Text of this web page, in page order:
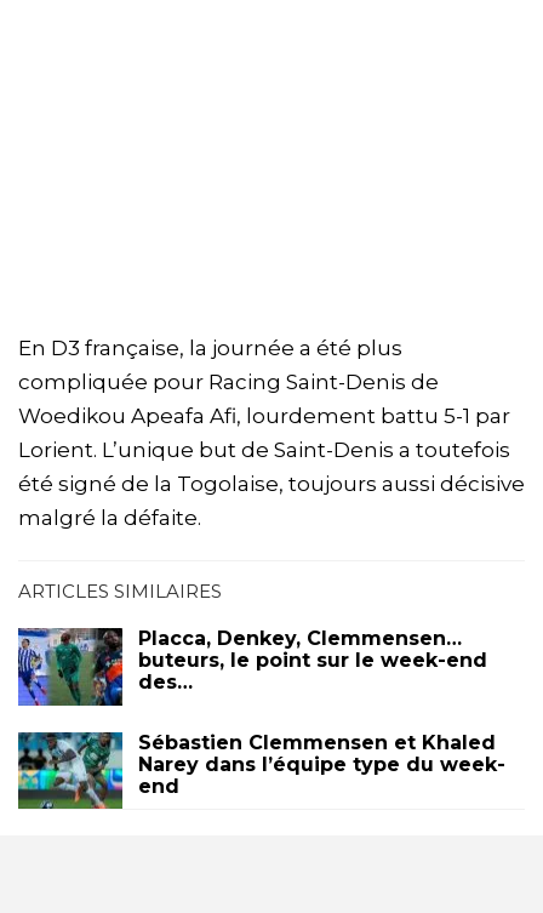
En D3 française, la journée a été plus
compliquée pour Racing Saint-Denis de
Woedikou Apeafa Afi, lourdement battu 5-1 par
Lorient. L’unique but de Saint-Denis a toutefois
été signé de la Togolaise, toujours aussi décisive
malgré la défaite.
ARTICLES SIMILAIRES
Placca, Denkey, Clemmensen…
buteurs, le point sur le week-end
des…
Sébastien Clemmensen et Khaled
Narey dans l’équipe type du week-
end